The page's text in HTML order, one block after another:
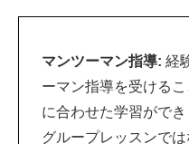
マンツーマン指導: 経
ーマン指導を受ける
に合わせた学習ができ
グループレッスンで